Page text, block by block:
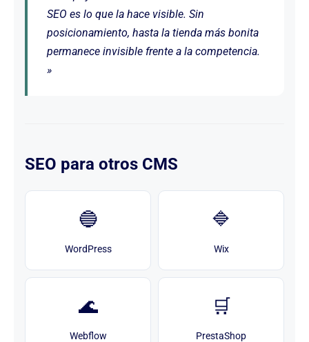
SEO es lo que la hace visible. Sin
posicionamiento, hasta la tienda más bonita
permanece invisible frente a la competencia.
»
SEO para otros CMS
🔵
WordPress
🔷
Wix
🌊
Webflow
🛒
PrestaShop